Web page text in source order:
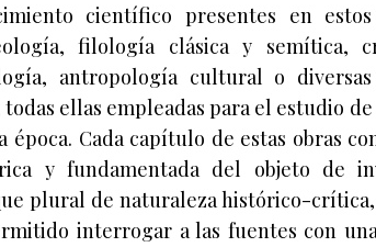
científico presentes en
filología clásica y semítica,
antropología cultural o
todas ellas empleadas para el estudio
época. Cada capítulo de estas obras
y fundamentada del objeto de
plural de naturaleza histórico-
interrogar a las fuentes con